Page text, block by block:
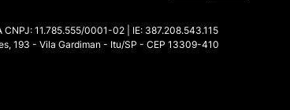
CNPJ: 11.785.555/0001-02 | IE: 387.208.543.115
193 - Vila Gardiman - Itu/SP - CEP 13309-410